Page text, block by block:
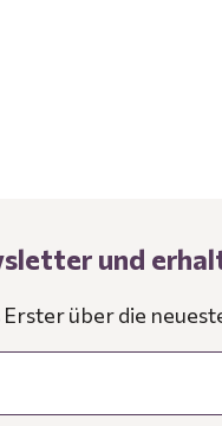
und
Erster über die